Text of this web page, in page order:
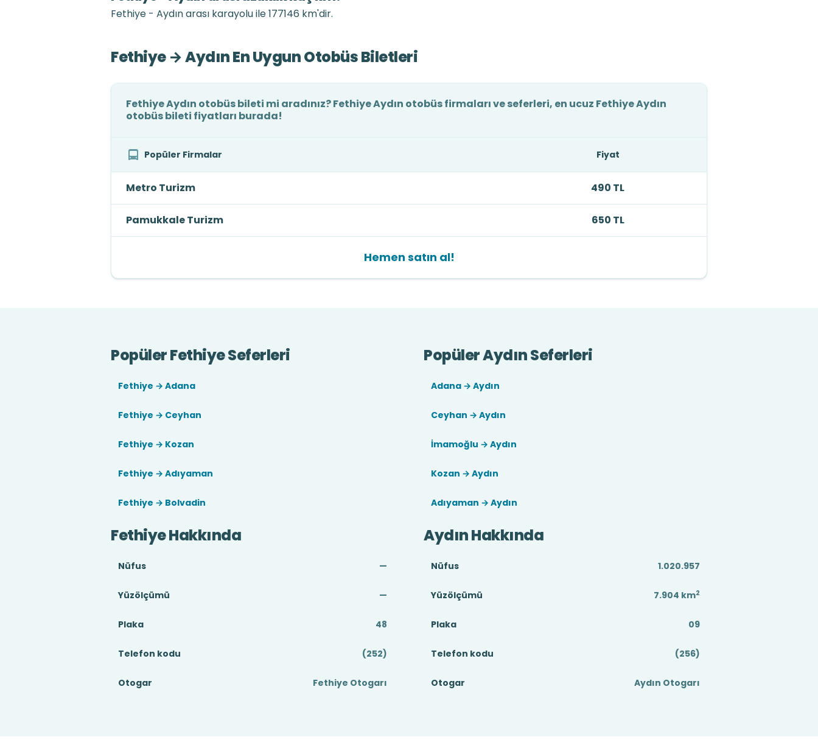
Fethiye - Aydın arası karayolu ile 177146 km'dir.
Fethiye → Aydın En Uygun Otobüs Biletleri
Fethiye Aydın otobüs bileti mi aradınız? Fethiye Aydın otobüs firmaları ve seferleri, en ucuz Fethiye Aydın
otobüs bileti fiyatları burada!
Popüler Firmalar Fiyat
Metro Turizm 490 TL
Pamukkale Turizm 650 TL
Hemen satın al!
Popüler Fethiye Seferleri
Fethiye → Adana
Fethiye → Ceyhan
Fethiye → Kozan
Fethiye → Adıyaman
Fethiye → Bolvadin
Popüler Aydın Seferleri
Adana → Aydın
Ceyhan → Aydın
İmamoğlu → Aydın
Kozan → Aydın
Adıyaman → Aydın
Fethiye Hakkında
Nüfus —
Yüzölçümü —
Plaka 48
Telefon kodu (252)
Otogar Fethiye Otogarı
Aydın Hakkında
Nüfus 1.020.957
Yüzölçümü 7.904 km2
Plaka 09
Telefon kodu (256)
Otogar Aydın Otogarı